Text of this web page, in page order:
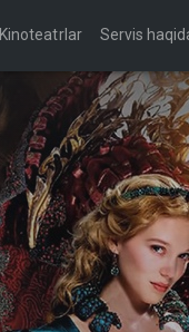
Kinoteatrlar Servis